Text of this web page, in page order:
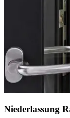
Niederlassung